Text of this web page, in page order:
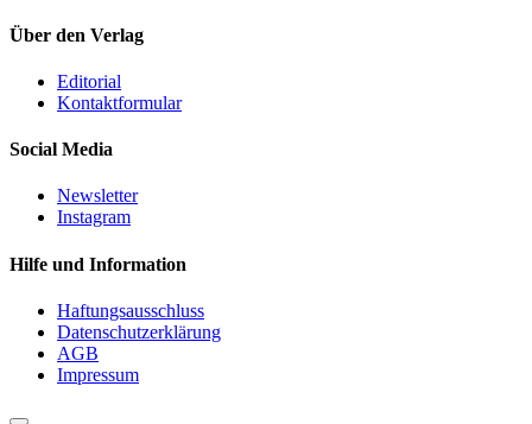
Über den Verlag
Editorial
Kontaktformular
Social Media
Newsletter
Instagram
Hilfe und Information
Haftungsausschluss
Datenschutzerklärung
AGB
Impressum